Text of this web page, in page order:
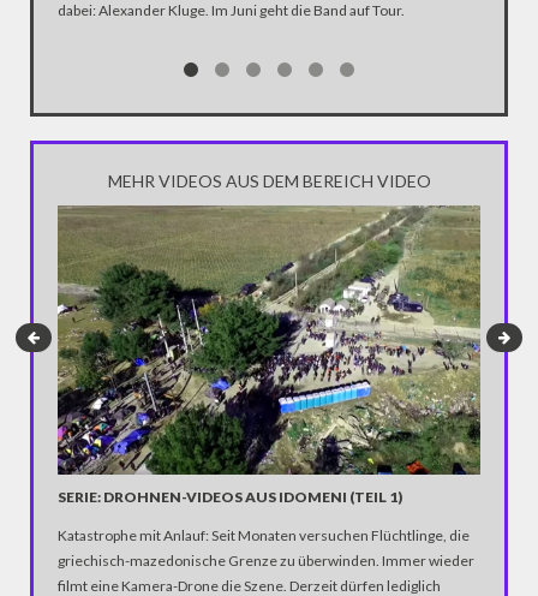
dabei: Alexander Kluge. Im Juni geht die Band auf Tour.
MEHR VIDEOS AUS DEM BEREICH VIDEO
SERIE: DROHNEN-VIDEOS AUS IDOMENI (TEIL 1)
Katastrophe mit Anlauf: Seit Monaten versuchen Flüchtlinge, die
griechisch-mazedonische Grenze zu überwinden. Immer wieder
filmt eine Kamera-Drone die Szene. Derzeit dürfen lediglich